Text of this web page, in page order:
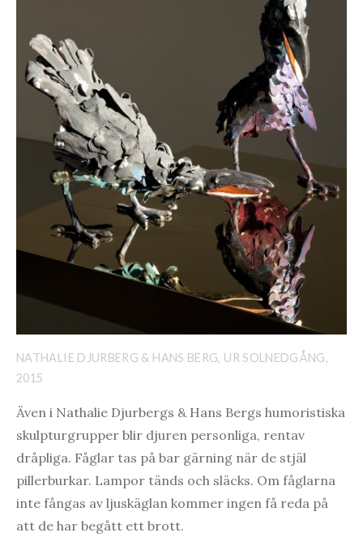
NATHALIE DJURBERG & HANS BERG, UR SOLNEDGÅNG,
2015
Även i Nathalie Djurbergs & Hans Bergs humoristiska
skulpturgrupper blir djuren personliga, rentav
dråpliga. Fåglar tas på bar gärning när de stjäl
pillerburkar. Lampor tänds och släcks. Om fåglarna
inte fångas av ljuskäglan kommer ingen få reda på
att de har begått ett brott.